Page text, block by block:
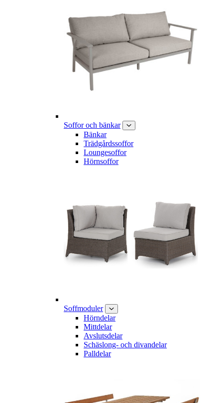
Soffor och bänkar
Bänkar
Trädgårdssoffor
Loungesoffor
Hörnsoffor
Soffmoduler
Hörndelar
Mittdelar
Avslutsdelar
Schäslong- och divandelar
Palldelar